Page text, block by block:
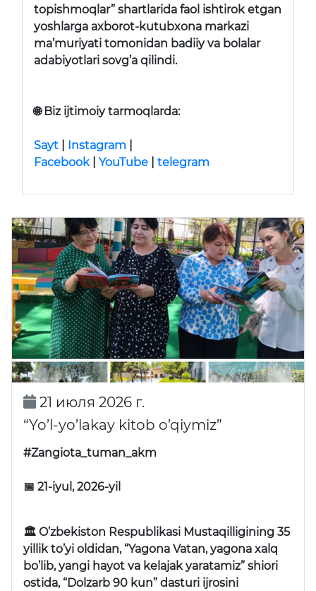
topishmoqlar” shartlarida faol ishtirok etgan
yoshlarga axborot-kutubxona markazi
ma’muriyati tomonidan badiiy va bolalar
adabiyotlari sovg’a qilindi.
🌐 Biz ijtimoiy tarmoqlarda:
Sayt Instagram
Facebook| YouTube telegram
21 июля 2026 г.
“Yo’l-yo’lakay kitob o’qiymiz”
#Zangiota_tuman_akm
📅 21-iyul, 2026-yil
🏛 O’zbekiston Respublikasi Mustaqilligining 35
yillik to’yi oldidan, “Yagona Vatan, yagona xalq
bo’lib, yangi hayot va kelajak yaratamiz” shiori
ostida, “Dolzarb 90 kun” dasturi ijrosini